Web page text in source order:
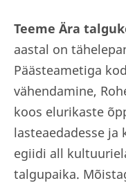
Teeme Ära
aastal on
Päästeametiga
vähendamine,
koos elurikaste
lasteaedadesse ja
egiidi all
talgupaika.